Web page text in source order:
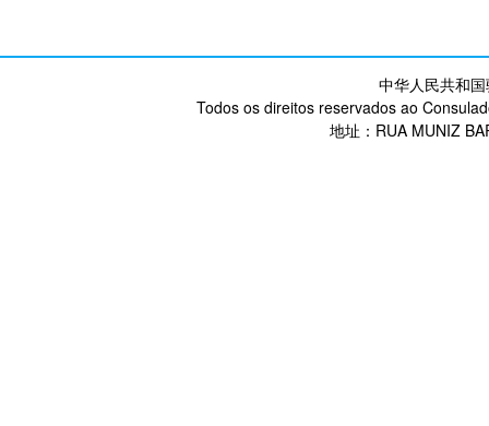
中华人民共和
Todos os direitos reservados ao
地址：RUA MUNIZ